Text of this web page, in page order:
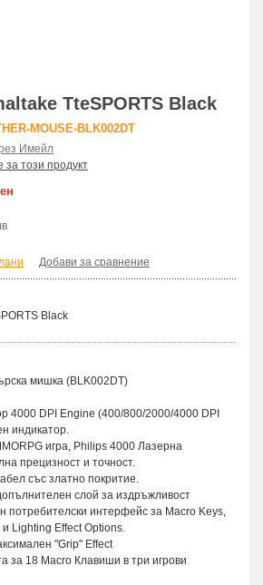
TteSPORTS Black
MOUSE-BLK002DT
Имейл
този продукт
Добави за сравнение
Black
мишка (BLK002DT)
4000 DPI Engine (400/800/2000/4000 DPI
индикатор.
игра, Philips 4000 Лазерна
прецизност и точност.
със златно покритие.
слой за издръжливост
потребителски интерфейс за Macro Keys,
Lighting Effect Options.
"Grip" Effect
за 18 Macro Клавиши в три игрови